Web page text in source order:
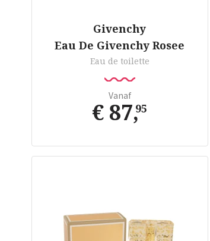
Givenchy
Eau De Givenchy Rosee
Eau de toilette
Vanaf
€ 87,95